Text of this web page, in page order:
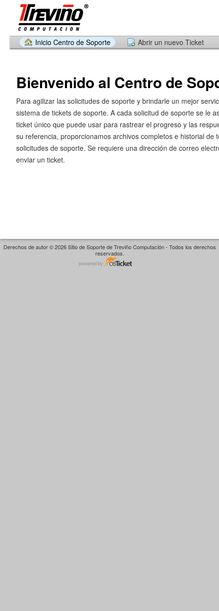
Inicio Centro de Soporte Abrir un nuevo Ticket
Bienvenido al Centro de
Para agilizar las solicitudes de soporte y brindarle un mejor
sistema de tickets de soporte. A cada solicitud de soporte se le
ticket único que puede usar para rastrear el progreso y las
su referencia, proporcionamos archivos completos e historial de
solicitudes de soporte. Se requiere una dirección de correo
enviar un ticket.
Derechos de autor © 2026 Sitio de Soporte de Treviño Computación - Todos los derechos
reservados.